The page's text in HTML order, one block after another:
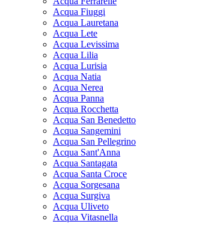
Acqua Fiuggi
Acqua Lauretana
Acqua Lete
Acqua Levissima
Acqua Lilia
Acqua Lurisia
Acqua Natia
Acqua Nerea
Acqua Panna
Acqua Rocchetta
Acqua San Benedetto
Acqua Sangemini
Acqua San Pellegrino
Acqua Sant'Anna
Acqua Santagata
Acqua Santa Croce
Acqua Sorgesana
Acqua Surgiva
Acqua Uliveto
Acqua Vitasnella